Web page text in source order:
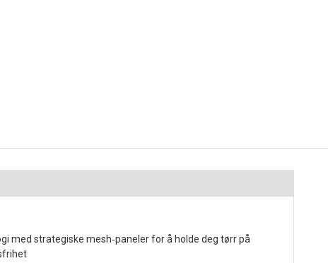
med strategiske mesh‑paneler for å holde deg tørr på